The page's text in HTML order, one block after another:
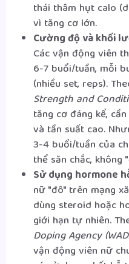
thái thâm hụt calo
vì tăng cơ lớn.
Cường độ và khối
Các vận động viên
6-7 buổi/tuần, mỗi
(nhiều set, reps).
Strength and
tăng cơ đáng kể,
và tần suất cao.
3-4 buổi/tuần của
thể săn chắc, không
Sử dụng hormone
nữ "đô" trên mạng
dùng steroid hoặc
giới hạn tự nhiên.
Doping Agency
vận động viên nữ